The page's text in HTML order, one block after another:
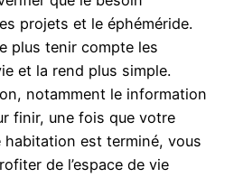
projets et le éphéméride.
plus tenir compte les
et la rend plus simple.
notamment le information
finir, une fois que votre
habitation est terminé, vous
de l’espace de vie